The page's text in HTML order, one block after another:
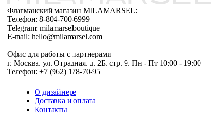
Флагманский магазин MILAMARSEL:
Телефон: 8-804-700-6999
Telegram: milamarselboutique
E-mail: hello@milamarsel.com
Офис для работы с партнерами
г. Москва, ул. Отрадная, д. 2Б, стр. 9, Пн - Пт 10:00 - 19:00
Телефон: +7 (962) 178-70-95
О дизайнере
Доставка и оплата
Контакты